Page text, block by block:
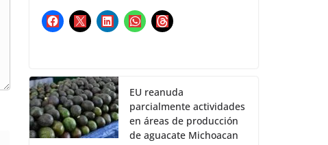
EU reanuda
parcialmente actividades
en áreas de producción
de aguacate Michoacan